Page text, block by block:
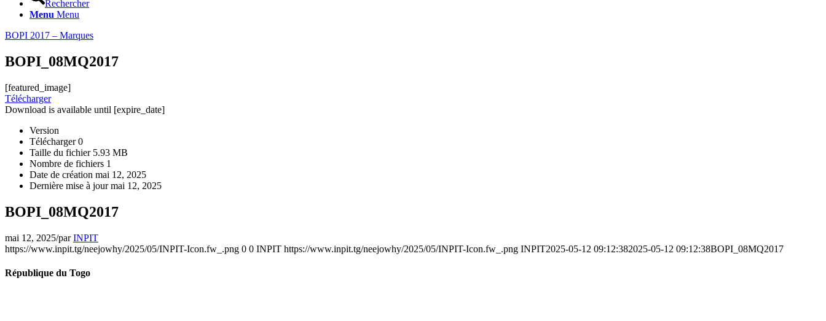
Rechercher
Menu Menu
BOPI 2017 – Marques
BOPI_08MQ2017
[featured_image]
Télécharger
Download is available until [expire_date]
Version
Télécharger0
Taille du fichier 5.93 MB
Nombre de fichiers 1
Date de création mai 12, 2025
Dernière mise à jourmai 12, 2025
BOPI_08MQ2017
mai 12, 2025/parINPIT
https://www.inpit.tg/neejowhy/2025/05/INPIT-Icon.fw_.png 0 0 INPIT https://www.inpit.tg/neejowhy/2025/05/INPIT-Icon.fw_.png INPIT2025-05-12 09:12:382025-05-12 09:12:38BOPI_08MQ2017
République du Togo